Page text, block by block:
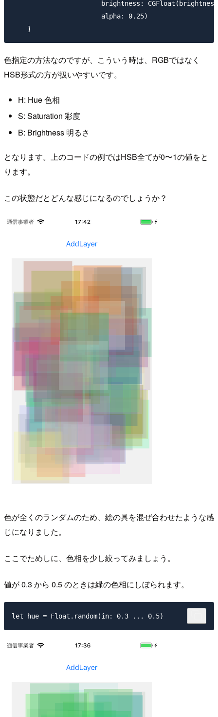
brightness:
                       alpha: 0.25)
色指定の方法なのですが、こういう時は、RGBではなく
HSB形式の方が扱いやすいです。
H: Hue 色相
S: Saturation 彩度
B: Brightness 明るさ
となります。上のコードの例ではHSB全てが0〜1の値をと
ります。
この状態だとどんな感じになるのでしょうか？
色が全くのランダムのため、絵の具を混ぜ合わせたような感
じになりました。
ここでためしに、色相を少し絞ってみましょう。
値が 0.3 から 0.5 のときは緑の色相にしぼられます。